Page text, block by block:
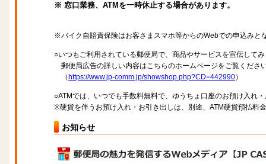
※ 窓口業務、ATMを一時休止する場合があります。
※バイク自賠責保険はお客さまスマホ等からのWebでの申込みと
○いつもご利用されている郵便局で、商品やサービスを宣伝して
郵便局広告の詳しい内容はこちらのホームページをご覧くださ
（ https://www.jp-comm.jp/showshop.php?CD=442990）
○ATMでは、いつでも手数料無料で、ゆうちょ口座のお預け入れ
※硬貨を伴うお預け入れ・お引き出しは、別途、ATM硬貨預払料
お知らせ